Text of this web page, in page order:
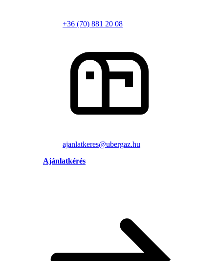
+36 (70) 881 20 08
ajanlatkeres@ubergaz.hu
Ajánlatkérés